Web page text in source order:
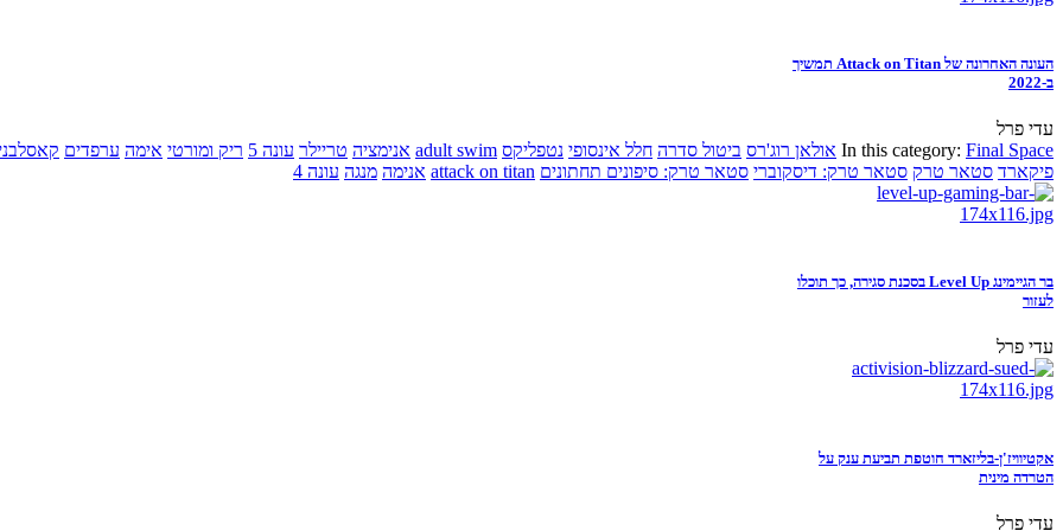
העונה האחרונה של Attack on Titan תמשיך
ב-2022
עדי פרל
In this category: Final Space אולאן רוג'רס ביטול סדרה חלל אינסופי נטפליקס adult swim אנימציה טריילר עונה 5 ריק ומורטי אימה ערפדים
פיקארד סטאר טרק סטאר טרק: דיסקוברי סטאר טרק: סיפונים תחתונים attack on titan אנימה מנגה עונה 4
בר הגיימינג Level Up בסכנת סגירה, כך תוכלו
לעזור
עדי פרל
אקטיוויז'ן-בליזארד חוטפת תביעת ענק על
הטרדה מינית
עדי פרל